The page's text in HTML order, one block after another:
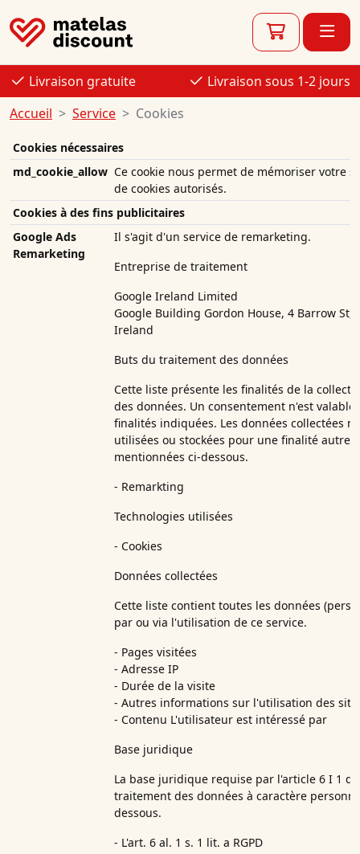
Livraison gratuite
Livraison sous 1-2 jours
Accueil
Service Cookies
Cookies nécessaires
md_cookie_allow Ce cookie nous permet de mémoriser votre
de cookies autorisés.
Cookies à des fins publicitaires
Google Ads
Remarketing
Il s'agit d'un service de remarketing.
Entreprise de traitement
Google Ireland Limited
Google Building Gordon House, 4 Barrow St,
Ireland
Buts du traitement des données
Cette liste présente les finalités de la
des données. Un consentement n'est
finalités indiquées. Les données collectées
utilisées ou stockées pour une finalité autre
mentionnées ci-dessous.
- Remarkting
Technologies utilisées
- Cookies
Données collectées
Cette liste contient toutes les données
par ou via l'utilisation de ce service.
- Pages visitées
- Adresse IP
- Durée de la visite
- Autres informations sur l'utilisation des
- Contenu L'utilisateur est intéressé par
Base juridique
La base juridique requise par l'article 6 I 1
traitement des données à caractère
dessous.
- L'art. 6 al. 1 s. 1 lit. a RGPD